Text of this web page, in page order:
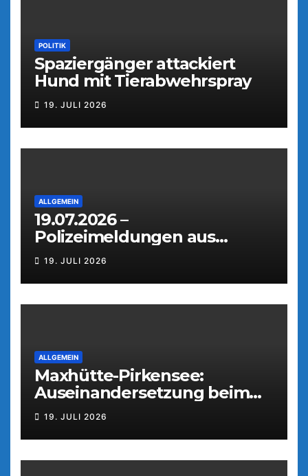
POLITIK
Spaziergänger attackiert
Hund mit Tierabwehrspray
19. JULI 2026
ALLGEMEIN
19.07.2026 –
Polizeimeldungen aus
Weiden
19. JULI 2026
ALLGEMEIN
Maxhütte-Pirkensee:
Auseinandersetzung beim
Parkfest
19. JULI 2026